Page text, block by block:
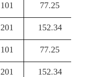
101 77.25
201 152.34
101 77.25
201 152.34